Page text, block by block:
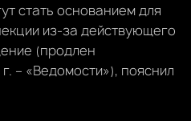
стать основанием для
из-за действующего
(продлен
– «Ведомости»), пояснил